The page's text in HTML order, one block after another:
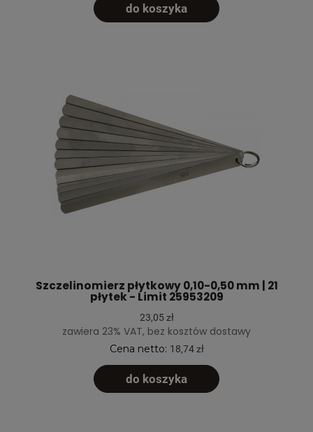
do koszyka
Szczelinomierz płytkowy 0,10-0,50 mm | 21
płytek - Limit 25953209
23,05 zł
zawiera 23% VAT, bez kosztów dostawy
Cena netto: 18,74 zł
do koszyka